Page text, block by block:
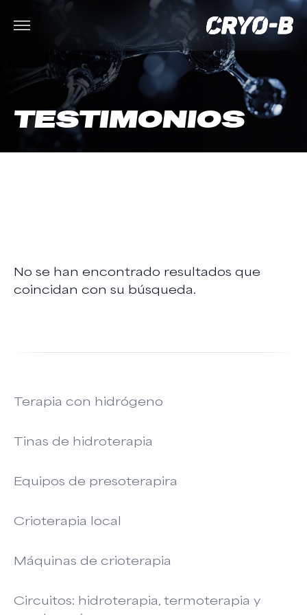
TESTIMONIOS
No se han encontrado resultados que
coincidan con su búsqueda.
Terapia con hidrógeno
Tinas de hidroterapia
Equipos de presoterapira
Crioterapia local
Máquinas de crioterapia
Circuitos: hidroterapia, termoterapia y